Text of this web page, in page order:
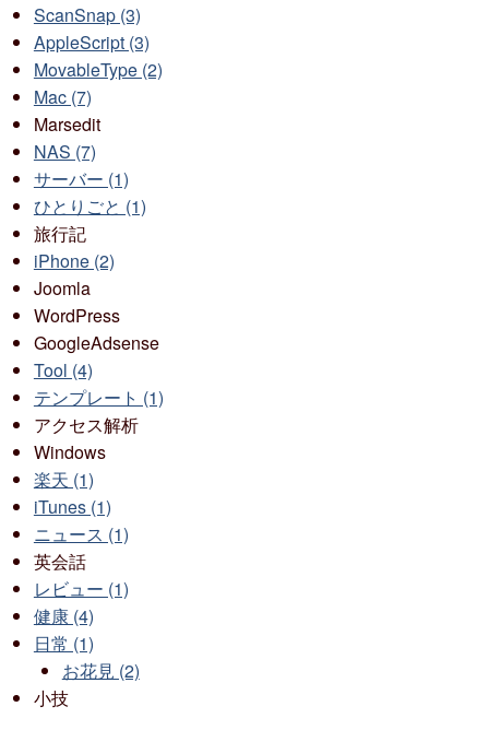
ScanSnap (3)
AppleScript (3)
MovableType (2)
Mac (7)
Marsedit
NAS (7)
サーバー (1)
ひとりごと (1)
旅行記
iPhone (2)
Joomla
WordPress
GoogleAdsense
Tool (4)
テンプレート (1)
アクセス解析
Windows
楽天 (1)
iTunes (1)
ニュース (1)
英会話
レビュー (1)
健康 (4)
日常 (1)
お花見 (2)
小技